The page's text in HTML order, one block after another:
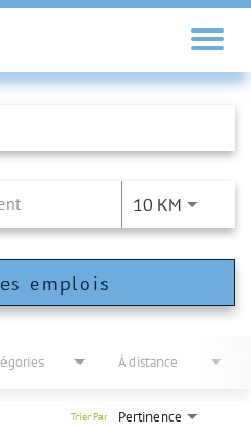
10 KM
emplois
À distance
Pertinence
Trier Par